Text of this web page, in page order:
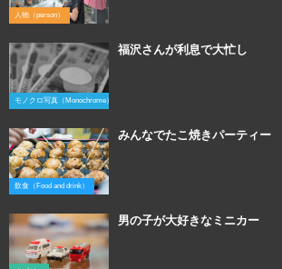
人物（person）
モノクロ写真（Monochrome）
福沢さんが利息で大忙し
飲食（Food and drink）
みんなでたこ焼きパーティー
男の子が大好きなミニカー